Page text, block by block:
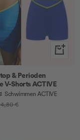
& Perioden
V-Shorts ACTIVE
Schwimmen ACTIVE
€